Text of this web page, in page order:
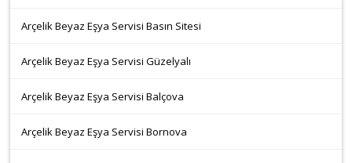
Arçelik Beyaz Eşya Servisi Basın Sitesi
Arçelik Beyaz Eşya Servisi Güzelyalı
Arçelik Beyaz Eşya Servisi Balçova
Arçelik Beyaz Eşya Servisi Bornova